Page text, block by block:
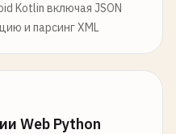
Kotlin включая JSON
и парсинг XML
Web Python